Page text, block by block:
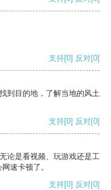
支持[0] 反对[0]
到目的地，了解当地的风土
支持[0] 反对[0]
论是看视频、玩游戏还是工
速卡顿了。
支持[0] 反对[0]